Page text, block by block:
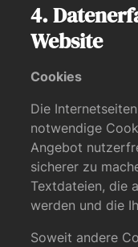
4.
Website
Cookies
Die
notwendige
Angebot
sicherer zu
Textdateien, die
werden und die
Soweit andere